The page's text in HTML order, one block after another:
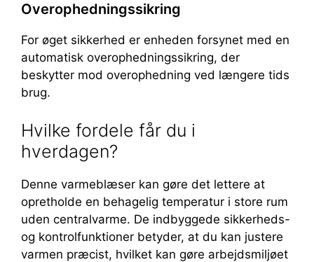
Overophedningssikring
For øget sikkerhed er enheden forsynet med en
automatisk overophedningssikring, der
beskytter mod overophedning ved længere tids
brug.
Hvilke fordele får du i
hverdagen?
Denne varmeblæser kan gøre det lettere at
opretholde en behagelig temperatur i store rum
uden centralvarme. De indbyggede sikkerheds-
og kontrolfunktioner betyder, at du kan justere
varmen præcist, hvilket kan gøre arbejdsmiljøet